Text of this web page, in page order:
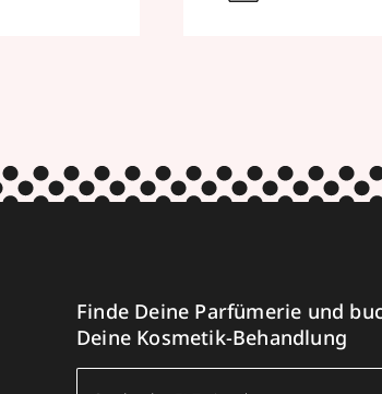
Finde Deine Parfümerie und
Deine Kosmetik-Behandlung